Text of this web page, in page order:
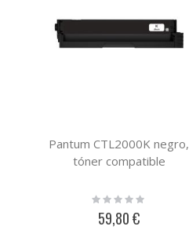
Pantum CTL2000K negro,
tóner compatible
Rating:
59,80 €